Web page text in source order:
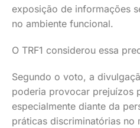
exposição de informações
no ambiente funcional.
O TRF1 considerou essa
Segundo o voto, a
poderia provocar prejuízos
especialmente diante da
práticas discriminatórias no